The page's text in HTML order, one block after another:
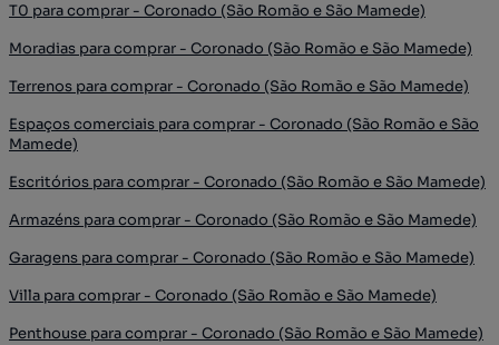
T0 para comprar - Coronado (São Romão e São Mamede)
Moradias para comprar - Coronado (São Romão e São Mamede)
Terrenos para comprar - Coronado (São Romão e São Mamede)
Espaços comerciais para comprar - Coronado (São Romão e São
Mamede)
Escritórios para comprar - Coronado (São Romão e São Mamede)
Armazéns para comprar - Coronado (São Romão e São Mamede)
Garagens para comprar - Coronado (São Romão e São Mamede)
Villa para comprar - Coronado (São Romão e São Mamede)
Penthouse para comprar - Coronado (São Romão e São Mamede)